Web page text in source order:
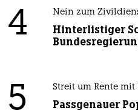
4 Nein zum
Hinterlistiger
5 Streit um Rente mit
Passgenauer